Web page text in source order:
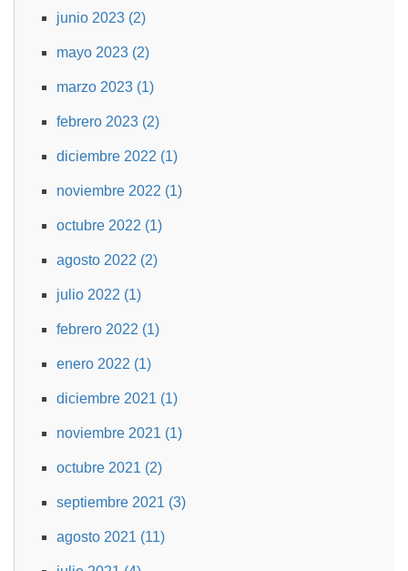
junio 2023 (2)
mayo 2023 (2)
marzo 2023 (1)
febrero 2023 (2)
diciembre 2022 (1)
noviembre 2022 (1)
octubre 2022 (1)
agosto 2022 (2)
julio 2022 (1)
febrero 2022 (1)
enero 2022 (1)
diciembre 2021 (1)
noviembre 2021 (1)
octubre 2021 (2)
septiembre 2021 (3)
agosto 2021 (11)